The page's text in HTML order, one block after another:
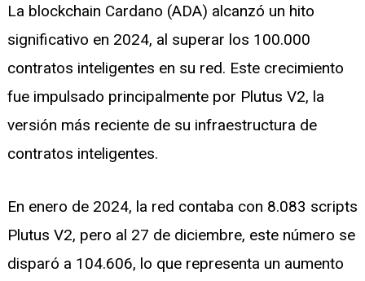
La blockchain Cardano (ADA) alcanzó un hito
significativo en 2024, al superar los 100.000
contratos inteligentes en su red. Este crecimiento
fue impulsado principalmente por Plutus V2, la
versión más reciente de su infraestructura de
contratos inteligentes.
En enero de 2024, la red contaba con 8.083 scripts
Plutus V2, pero al 27 de diciembre, este número se
disparó a 104.606, lo que representa un aumento